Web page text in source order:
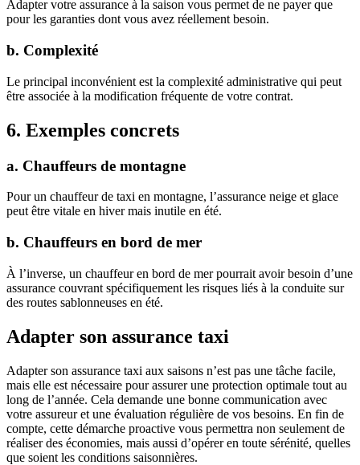
Adapter votre assurance à la saison vous permet de ne payer que
pour les garanties dont vous avez réellement besoin.
b. Complexité
Le principal inconvénient est la complexité administrative qui peut
être associée à la modification fréquente de votre contrat.
6. Exemples concrets
a. Chauffeurs de montagne
Pour un chauffeur de taxi en montagne, l’assurance neige et glace
peut être vitale en hiver mais inutile en été.
b. Chauffeurs en bord de mer
À l’inverse, un chauffeur en bord de mer pourrait avoir besoin d’une
assurance couvrant spécifiquement les risques liés à la conduite sur
des routes sablonneuses en été.
Adapter son assurance taxi
Adapter son assurance taxi aux saisons n’est pas une tâche facile,
mais elle est nécessaire pour assurer une protection optimale tout au
long de l’année. Cela demande une bonne communication avec
votre assureur et une évaluation régulière de vos besoins. En fin de
compte, cette démarche proactive vous permettra non seulement de
réaliser des économies, mais aussi d’opérer en toute sérénité, quelles
que soient les conditions saisonnières.